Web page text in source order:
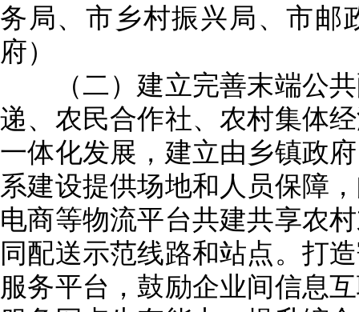
务局、市乡村振兴局、市邮
府）
（二）建立完善末端公共
递、农民合作社、农村集体
一体化发展，建立由乡镇政
系建设提供场地和人员保障
电商等物流平台共建共享农
同配送示范线路和站点。打
服务平台，鼓励企业间信息